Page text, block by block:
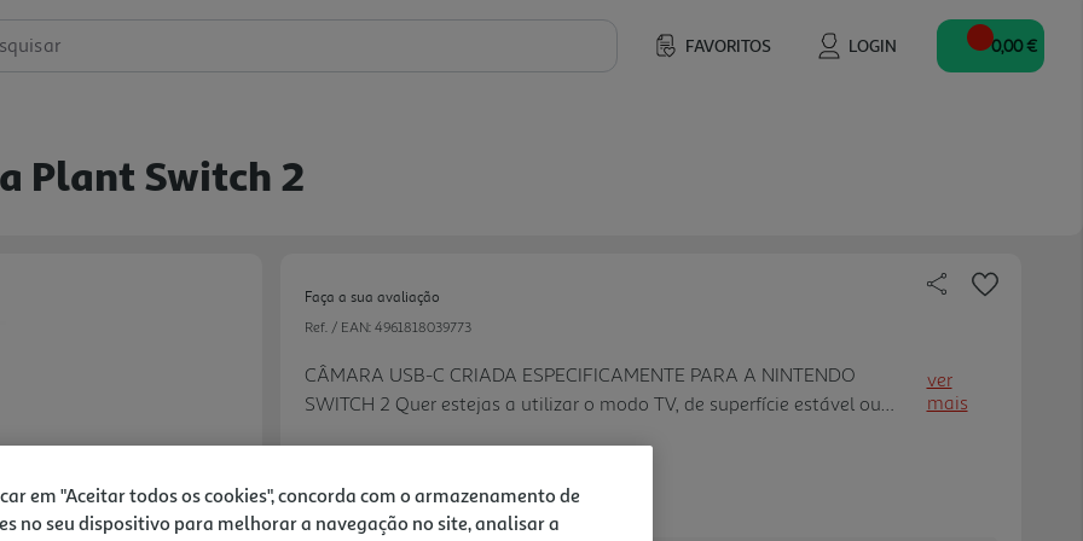
FAVORITOS LOGIN 0,00 €
Plant Switch 2
Faça a sua avaliação
Ref. / EAN: 4961818039773
CÂMARA USB-C CRIADA ESPECIFICAMENTE PARA A NINTENDO
SWITCH 2 Quer estejas a utilizar o modo TV, de superfície estável ou
USB-C na parte superior da consola. Graças ao seu tamanho compacto, a
câmara é fácil de mover e colocar onde quiseres. A lente grande-angular
ver
mais
39,99 €
em "Aceitar todos os cookies", concorda com o armazenamento de
no seu dispositivo para melhorar a navegação no site, analisar a